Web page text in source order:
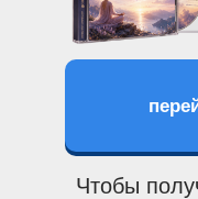
Чтобы